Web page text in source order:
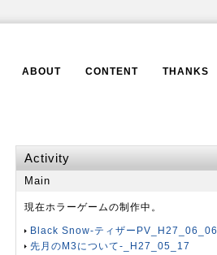
ABOUT CONTENT THANKS
Activity
Main
現在ホラーゲームの制作中。
Black Snow-ティザーPV_H27_06_06
先月のM3について-_H27_05_17